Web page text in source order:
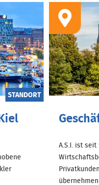
STANDORT
A.S.I. ist seit